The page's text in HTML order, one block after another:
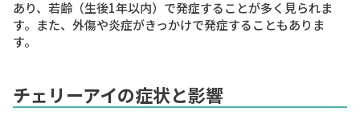
あり、若齢（生後1年以内）で発症することが多く見られま
す。また、外傷や炎症がきっかけで発症することもありま
す。
チェリーアイの症状と影響